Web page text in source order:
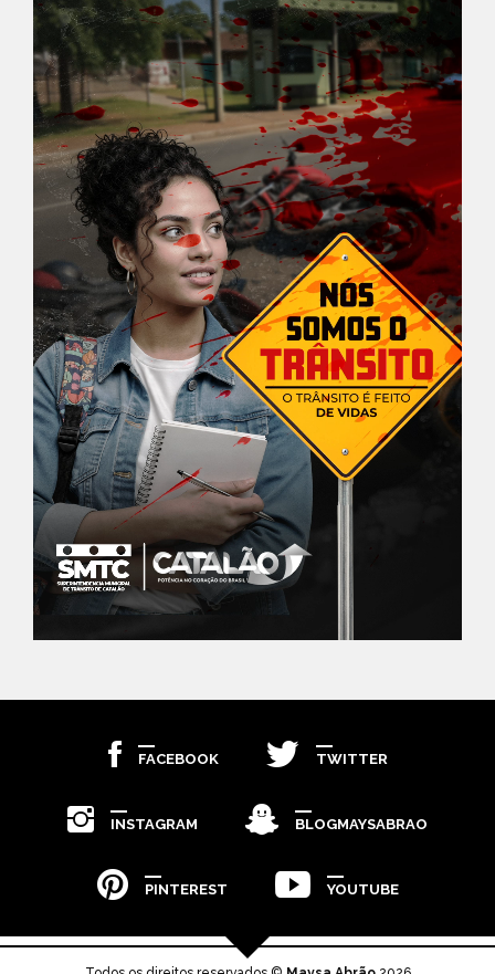
FACEBOOK TWITTER
INSTAGRAM BLOGMAYSABRAO
PINTEREST YOUTUBE